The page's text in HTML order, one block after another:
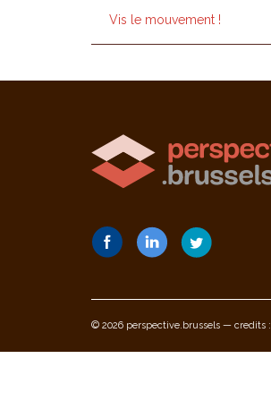
Vis le mouvement !
© 2026 perspective.brussels — credits :